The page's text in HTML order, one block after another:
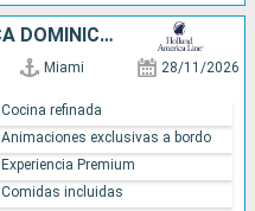
ESTADOS UNIDOS, REPÚBLICA DOMINICANA, BAHAMAS, PUERTO RICO
Miami 28/11/2026
Cocina refinada
Animaciones exclusivas a bordo
Experiencia Premium
Comidas incluidas